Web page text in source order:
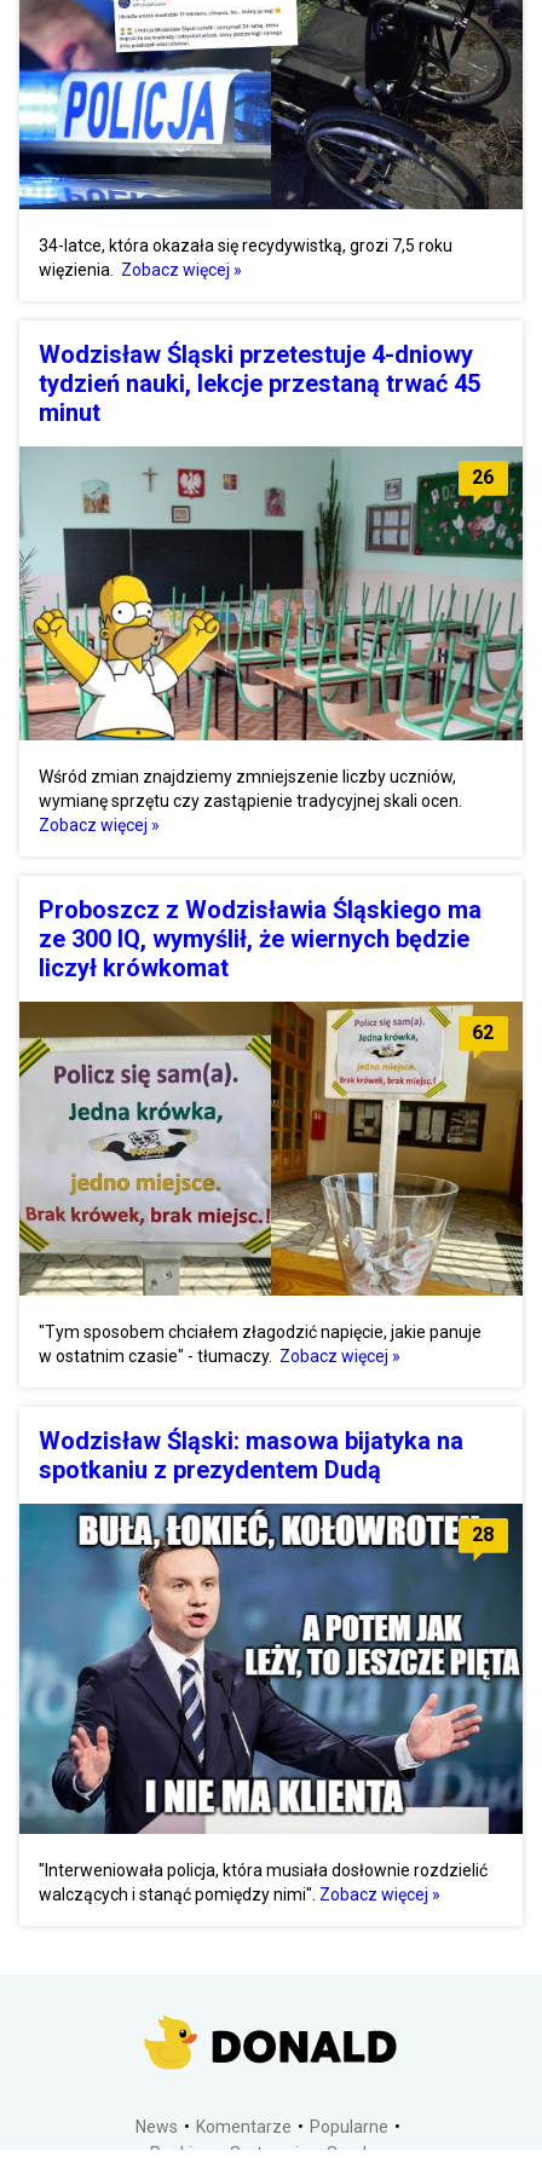
34-latce, która okazała się recydywistką, grozi 7,5 roku
więzienia. Zobacz więcej »
Wodzisław Śląski przetestuje 4-dniowy
tydzień nauki, lekcje przestaną trwać 45
minut
26
Wśród zmian znajdziemy zmniejszenie liczby uczniów,
wymianę sprzętu czy zastąpienie tradycyjnej skali ocen.
Zobacz więcej »
Proboszcz z Wodzisławia Śląskiego ma
ze 300 IQ, wymyślił, że wiernych będzie
liczył krówkomat
62
"Tym sposobem chciałem złagodzić napięcie, jakie panuje
w ostatnim czasie" - tłumaczy. Zobacz więcej »
Wodzisław Śląski: masowa bijatyka na
spotkaniu z prezydentem Dudą
28
"Interweniowała policja, która musiała dosłownie rozdzielić
walczących i stanąć pomiędzy nimi". Zobacz więcej »
News Komentarze
Popularne
Ranking
Sortownia Sondy